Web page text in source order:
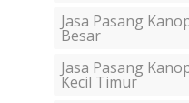
Jasa Pasang
Besar
Jasa Pasang
Kecil Timur